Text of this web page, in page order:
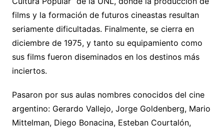
films y la formación de futuros cineastas resultan
seriamente dificultadas. Finalmente, se cierra en
diciembre de 1975, y tanto su equipamiento como
sus films fueron diseminados en los destinos más
inciertos.
Pasaron por sus aulas nombres conocidos del cine
argentino: Gerardo Vallejo, Jorge Goldenberg, Mario
Mittelman, Diego Bonacina, Esteban Courtalón,